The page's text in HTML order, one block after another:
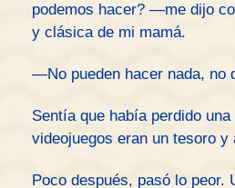
podemos hacer? —me dijo
y clásica de mi mamá.
—No pueden hacer nada, no
Sentía que había perdido
videojuegos eran un tesoro y
Poco después, pasó lo peor.